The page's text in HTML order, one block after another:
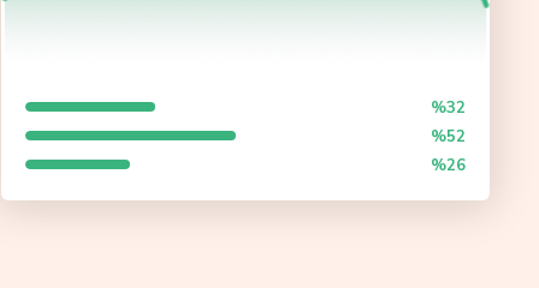
%32
%52
%26